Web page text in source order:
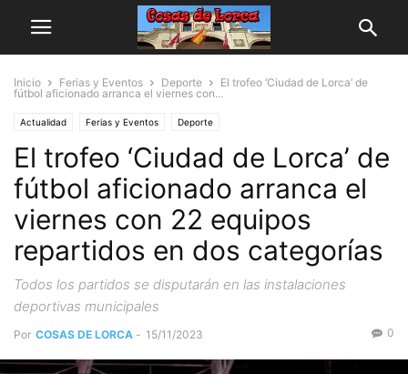
Inicio Ferias y Eventos Deporte
El trofeo ‘Ciudad de Lorca’ de
fútbol aficionado arranca el viernes con...
Actualidad Ferias y Eventos Deporte
El trofeo ‘Ciudad de Lorca’ de
fútbol aficionado arranca el
viernes con 22 equipos
repartidos en dos categorías
Todos los partidos se disputarán en las instalaciones
deportivas municipales
Por COSAS DE LORCA - 15/11/2023 0